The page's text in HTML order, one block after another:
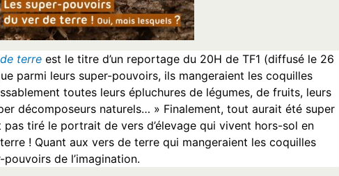
terreest le titre d’un reportage du 20H de TF1 (diffusé le 26
parmi leurs super-pouvoirs, ils mangeraient les coquilles
toutes leurs épluchures de légumes, de fruits, leurs
décomposeurs naturels… » Finalement, tout aurait été super
pas tiré le portrait de vers d’élevage qui vivent hors-sol en
! Quant aux vers de terre qui mangeraient les coquilles
pouvoirs de l’imagination.